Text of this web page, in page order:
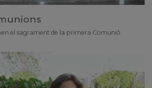
el sagrament de la primera Comunió.